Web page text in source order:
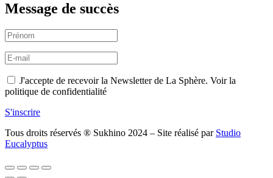
Message de succès
J'accepte de recevoir la Newsletter de La Sphère. Voir la
politique de confidentialité
S'inscrire
Tous droits réservés ® Sukhino 2024 – Site réalisé par Studio
Eucalyptus